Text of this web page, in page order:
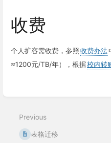
收费
个人扩容需收费，参照收费办法
≈1200元/TB/年），根据校内转
Previous
表格迁移